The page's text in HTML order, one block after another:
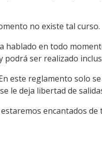
no existe tal curso.
hablado en todo
podrá ser realizado
este reglamento solo
le deja libertad de
encantados